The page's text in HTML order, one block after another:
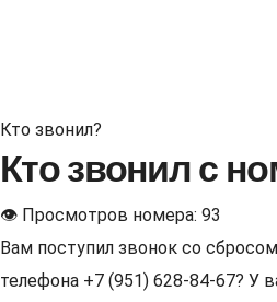
Кто звонил?
Кто звонил с
👁 Просмотров номера: 93
Вам поступил звонок со
телефона +7 (951) 628-84-67? У